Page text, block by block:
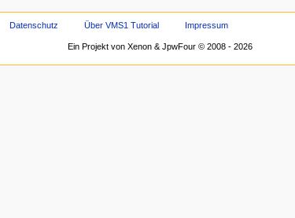
Datenschutz Über VMS1 Tutorial Impressum
Ein Projekt von Xenon & JpwFour © 2008 - 2026